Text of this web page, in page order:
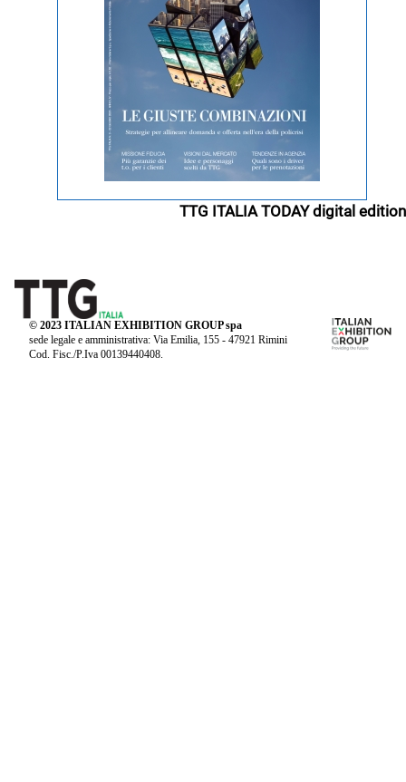
TTG ITALIA TODAY digital edition
© 2023 ITALIAN EXHIBITION GROUP spa
sede legale e amministrativa: Via Emilia, 155 - 47921 Rimini
Cod. Fisc./P.Iva 00139440408.